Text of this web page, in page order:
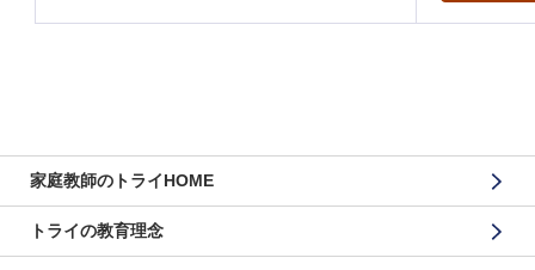
家庭教師のトライHOME
トライの教育理念